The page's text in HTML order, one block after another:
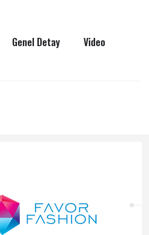
Genel Detay
Video